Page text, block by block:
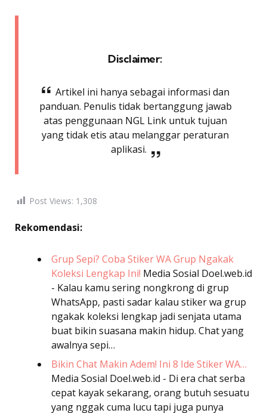
Disclaimer:
Artikel ini hanya sebagai informasi dan
panduan. Penulis tidak bertanggung jawab
atas penggunaan NGL Link untuk tujuan
yang tidak etis atau melanggar peraturan
aplikasi.
Post Views: 1,308
Rekomendasi:
Grup Sepi? Coba Stiker WA Grup Ngakak
Koleksi Lengkap Ini! Media Sosial Doel.web.id
- Kalau kamu sering nongkrong di grup
WhatsApp, pasti sadar kalau stiker wa grup
ngakak koleksi lengkap jadi senjata utama
buat bikin suasana makin hidup. Chat yang
awalnya sepi…
Bikin Chat Makin Adem! Ini 8 Ide Stiker WA…
Media Sosial Doel.web.id - Di era chat serba
cepat kayak sekarang, orang butuh sesuatu
yang nggak cuma lucu tapi juga punya